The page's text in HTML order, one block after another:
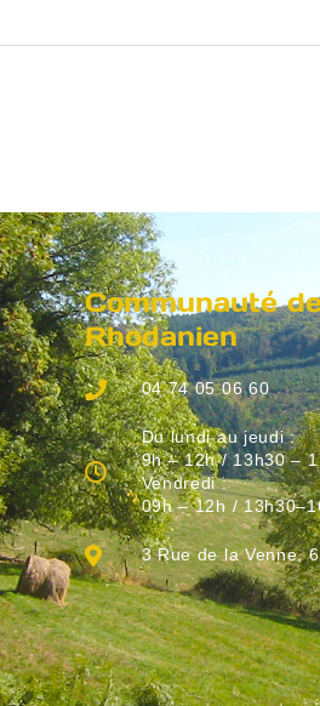
Communauté
Rhodanien
04 74 05 06 60
Du lundi au jeudi :
9h – 12h / 13h30 –
Vendredi :
09h – 12h /
3 Rue de la Venne,